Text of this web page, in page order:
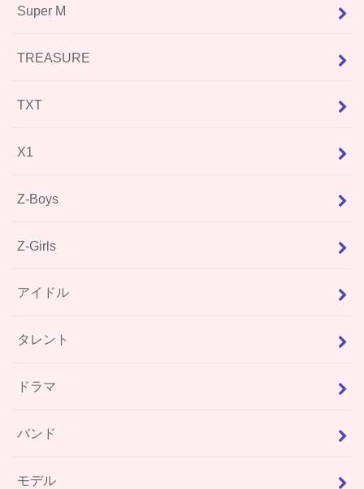
Super M
TREASURE
TXT
X1
Z-Boys
Z-Girls
アイドル
タレント
ドラマ
バンド
モデル